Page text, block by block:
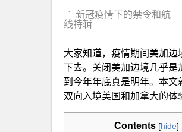
新冠疫情下的禁令和航
线特辑
大家知道，疫情期间美加
下去。关闭美加边境几乎
到今年年底真是明年。本
双向入境美国和加拿大的体
Contents [hide]